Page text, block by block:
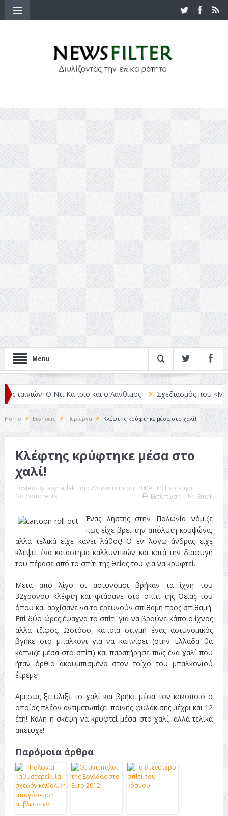
Menu
Ο Ντι Κάπριο και ο Λάνθιμος Σχεδιασμός που «Μιλάει»
Home Ειδήσεις Περίεργα Κλέφτης κρύφτηκε μέσα στο χαλί!
Κλέφτης κρύφτηκε μέσα στο
χαλί!
Posted By: asynadak on: 20 Ιανουαρίου, 2009 In: Περίεργα
No Comments
Εκτύπωση Email
Ένας ληστής στην Πολωνία νόμιζε
πως είχε βρει την απόλυτη κρυψώνα,
αλλά τελικά είχε κάνει λάθος! Ο εν λόγω άνδρας είχε
κλέψει ένα κατάστημα καλλυντικών και κατά την διαφυγή
του πέρασε από το σπίτι της θείας του για να κρυφτεί.
Μετά από λίγο οι αστυνόμοι βρήκαν τα ίχνη του
32χρονου κλέφτη και φτάσανε στο σπίτι της Θείας του
όπου και αρχίσανε να το ερευνούν σπιθαμή προς σπιθαμή.
Επί δύο ώρες έψαχνα το σπίτι για να βρούνε κάποιο ίχνος
αλλά τζίφος. Ωστόσο, κάποια στιγμή ένας αστυνομικός
βγήκε στο μπαλκόνι για να καπνίσει (στην Ελλάδα θα
κάπνιζε μέσα στο σπίτι) και παρατήρησε πως ένα χαλί που
ήταν όρθιο ακουμπισμένο στον τοίχο του μπαλκονιού
έτρεμε!
Αμέσως ξετύλιξε το χαλί και βρήκε μέσα τον κακοποιό ο
οποίος πλέον αντιμετωπίζει ποινής φυλάκισης μέχρι και 12
έτη! Καλή η σκέψη να κρυφτεί μέσα στο χαλί, αλλά τελικά
απέτυχε!
Παρόμοια άρθρα